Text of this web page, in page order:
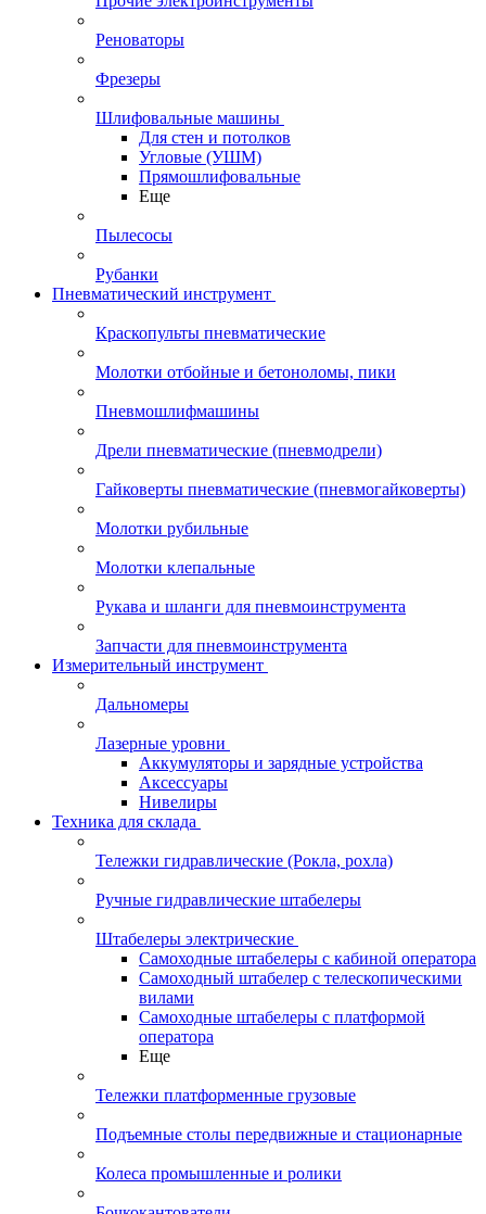
Реноваторы
Фрезеры
Шлифовальные машины
Для стен и потолков
Угловые (УШМ)
Прямошлифовальные
Еще
Пылесосы
Рубанки
Пневматический инструмент
Краскопульты пневматические
Молотки отбойные и бетоноломы, пики
Пневмошлифмашины
Дрели пневматические (пневмодрели)
Гайковерты пневматические (пневмогайковерты)
Молотки рубильные
Молотки клепальные
Рукава и шланги для пневмоинструмента
Запчасти для пневмоинструмента
Измерительный инструмент
Дальномеры
Лазерные уровни
Аккумуляторы и зарядные устройства
Аксессуары
Нивелиры
Техника для склада
Тележки гидравлические (Рокла, рохла)
Ручные гидравлические штабелеры
Штабелеры электрические
Самоходные штабелеры с кабиной оператора
Самоходный штабелер с телескопическими
вилами
Самоходные штабелеры с платформой
оператора
Еще
Тележки платформенные грузовые
Подъемные столы передвижные и стационарные
Колеса промышленные и ролики